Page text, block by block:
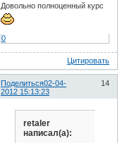
Довольно полноценный курс
0
Цитировать
Поделиться 14
02-04-
2012 15:13:23
retaler
написал(а):